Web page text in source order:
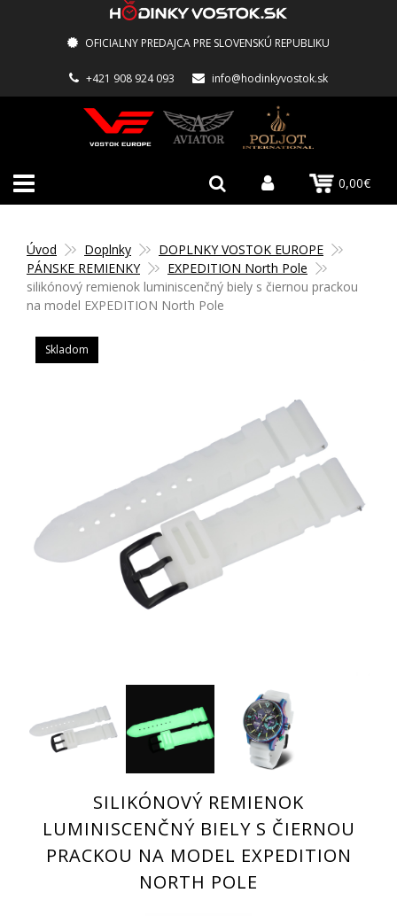
OFICIALNY PREDAJCA PRE SLOVENSKÚ REPUBLIKU
+421 908 924 093 info@hodinkyvostok.sk
0,00€
Úvod Doplnky
DOPLNKY VOSTOK EUROPE
PÁNSKE REMIENKY
EXPEDITION North Pole
silikónový remienok luminiscenčný biely s čiernou prackou
na model EXPEDITION North Pole
Skladom
SILIKÓNOVÝ REMIENOK
LUMINISCENČNÝ BIELY S ČIERNOU
PRACKOU NA MODEL EXPEDITION
NORTH POLE